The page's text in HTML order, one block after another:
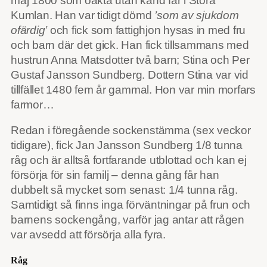
Kumlan. Han var tidigt dömd ’som av sjukdom
ofärdig’och fick som fattighjon hysas in med fru
och barn där det gick. Han fick tillsammans med
hustrun Anna Matsdotter två barn; Stina och Per
Gustaf Jansson Sundberg. Dottern Stina var vid
tillfället 1480 fem år gammal. Hon var min morfars
farmor…
Redan i föregående sockenstämma (sex veckor
tidigare), fick Jan Jansson Sundberg 1/8 tunna
råg och är alltså fortfarande utblottad och kan ej
försörja för sin familj – denna gång får han
dubbelt så mycket som senast: 1/4 tunna råg.
Samtidigt så finns inga förväntningar på frun och
barnens sockengång, varför jag antar att rågen
var avsedd att försörja alla fyra.
Råg